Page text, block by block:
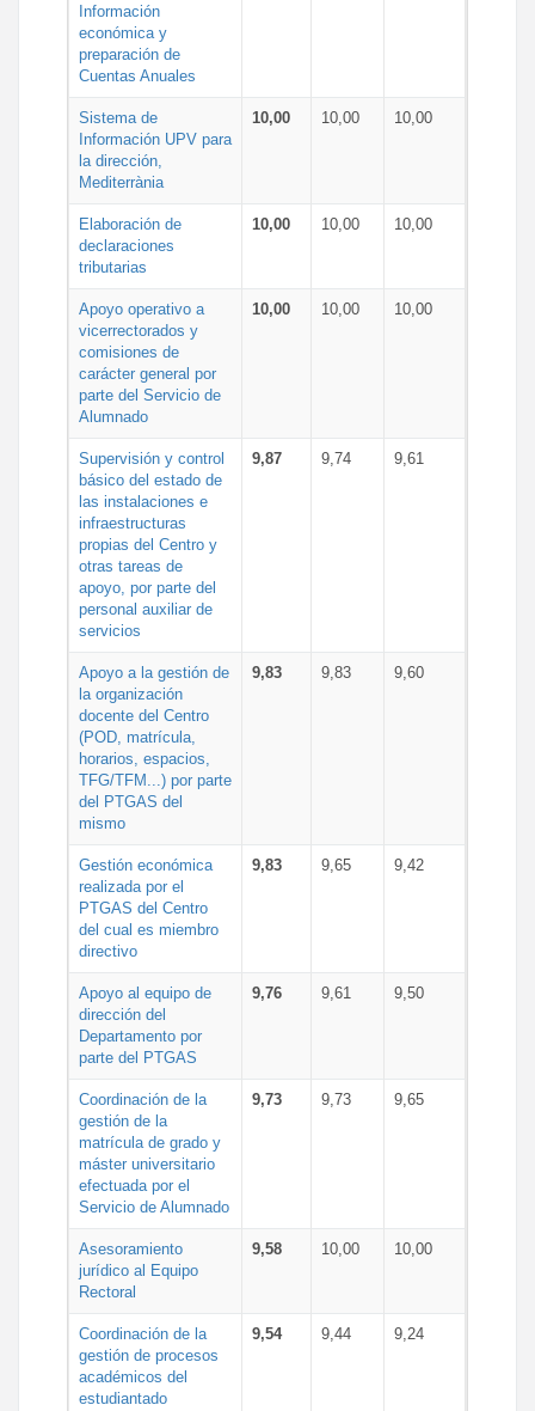
Información
económica y
preparación de
Cuentas Anuales
Sistema de
Información UPV para
la dirección,
Mediterrània
10,00 10,00 10,00
Elaboración de
declaraciones
tributarias
10,00 10,00 10,00
Apoyo operativo a
vicerrectorados y
comisiones de
carácter general por
parte del Servicio de
Alumnado
10,00 10,00 10,00
Supervisión y control
básico del estado de
las instalaciones e
infraestructuras
propias del Centro y
otras tareas de
apoyo, por parte del
personal auxiliar de
servicios
9,87 9,74 9,61
Apoyo a la gestión de
la organización
docente del Centro
(POD, matrícula,
horarios, espacios,
TFG/TFM...) por parte
del PTGAS del
mismo
9,83 9,83 9,60
Gestión económica
realizada por el
PTGAS del Centro
del cual es miembro
directivo
9,83 9,65 9,42
Apoyo al equipo de
dirección del
Departamento por
parte del PTGAS
9,76 9,61 9,50
Coordinación de la
gestión de la
matrícula de grado y
máster universitario
efectuada por el
Servicio de Alumnado
9,73 9,73 9,65
Asesoramiento
jurídico al Equipo
Rectoral
9,58 10,00 10,00
Coordinación de la
gestión de procesos
académicos del
estudiantado
9,54 9,44 9,24